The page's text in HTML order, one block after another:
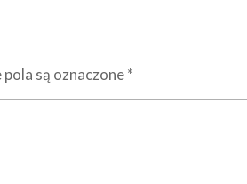
są oznaczone*